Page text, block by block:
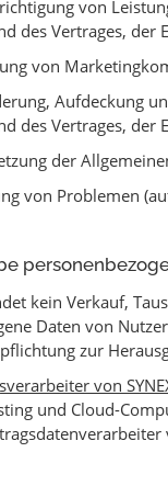
von
des Vertrages, der
von
Aufdeckung
des Vertrages, der
der
von Problemen
kein Verkauf,
Daten von
zur
von
und Cloud-